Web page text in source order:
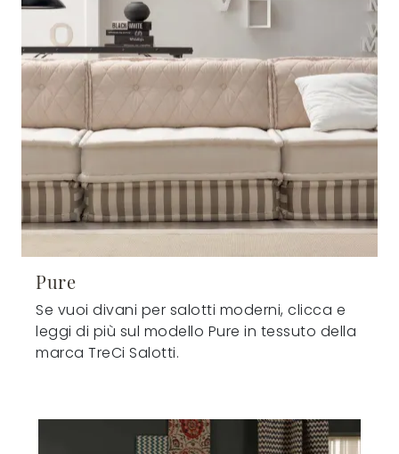
Pure
Se vuoi divani per salotti moderni, clicca e
leggi di più sul modello Pure in tessuto della
marca TreCi Salotti.